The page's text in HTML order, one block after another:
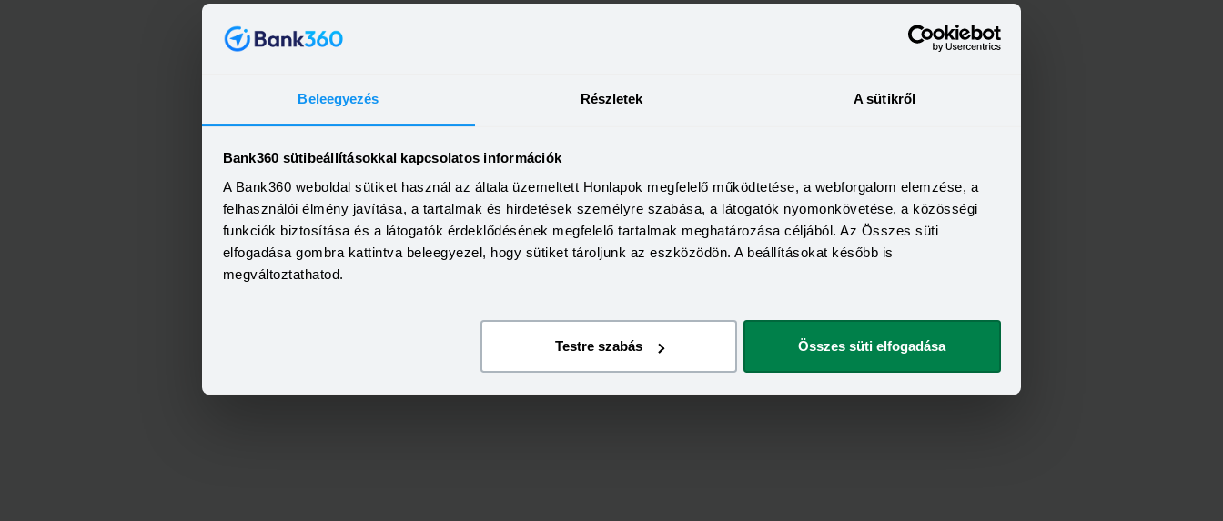
Beleegyezés Részletek A sütikről
Bank360 sütibeállításokkal kapcsolatos információk
A Bank360 weboldal sütiket használ az általa üzemeltett Honlapok megfelelő működtetése, a webforgalom elemzése, a
felhasználói élmény javítása, a tartalmak és hirdetések személyre szabása, a látogatók nyomonkövetése, a közösségi
funkciók biztosítása és a látogatók érdeklődésének megfelelő tartalmak meghatározása céljából. Az Összes süti
elfogadása gombra kattintva beleegyezel, hogy sütiket tároljunk az eszközödön. A beállításokat később is
megváltoztathatod.
Testre szabás Összes süti elfogadása